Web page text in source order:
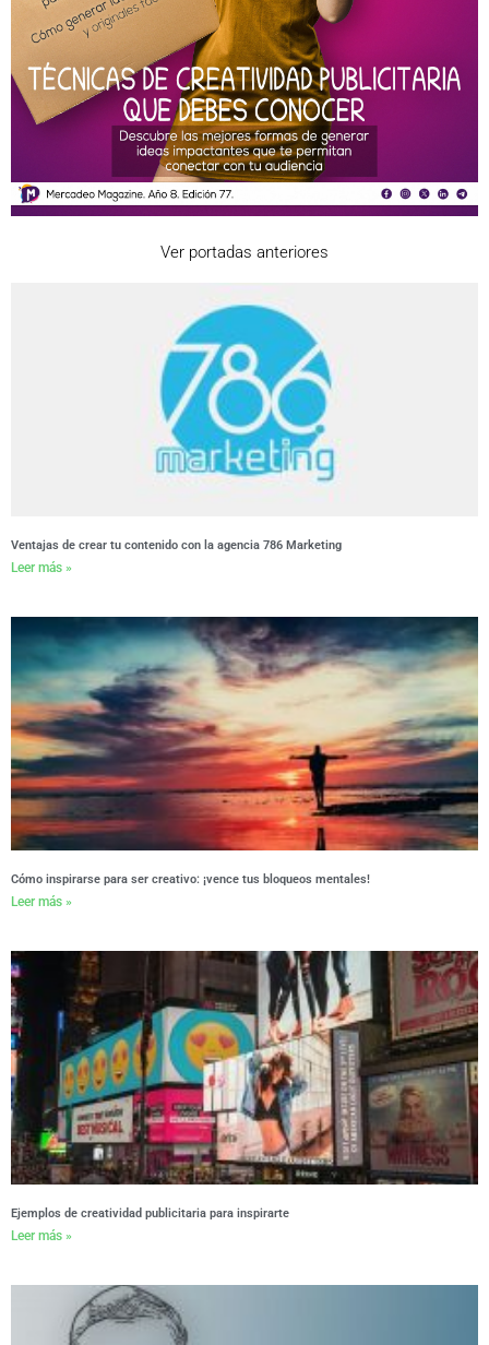
Ver portadas anteriores
Ventajas de crear tu contenido con la agencia 786 Marketing
Leer más »
Cómo inspirarse para ser creativo: ¡vence tus bloqueos mentales!
Leer más »
Ejemplos de creatividad publicitaria para inspirarte
Leer más »